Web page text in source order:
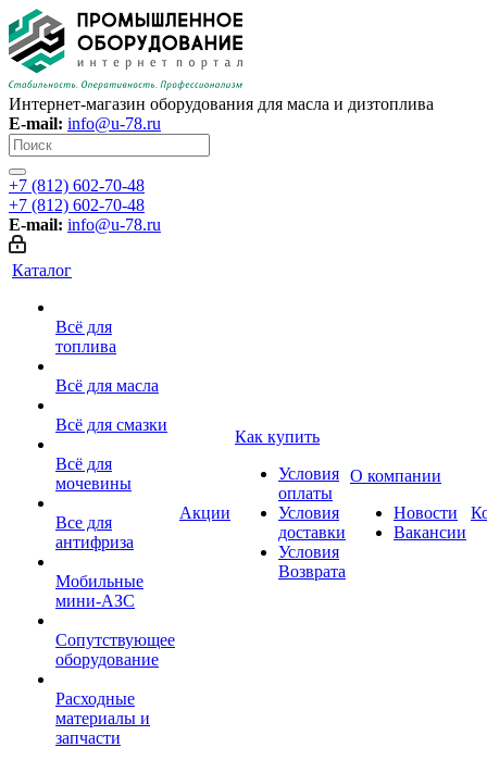
Интернет-магазин оборудования для масла и дизтоплива
E-mail: info@u-78.ru
+7 (812) 602-70-48
+7 (812) 602-70-48
E-mail: info@u-78.ru
Каталог
Всё для
топлива
Всё для масла
Всё для смазки
Всё для
мочевины
Все для
антифриза
Мобильные
мини-АЗС
Сопутствующее
оборудование
Расходные
материалы и
запчасти
Акции
Как купить
Условия
оплаты
Условия
доставки
Условия
Возврата
О компании
Новости
Вакансии